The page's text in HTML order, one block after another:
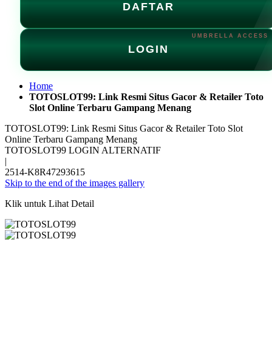
DAFTAR
LOGIN
Home
TOTOSLOT99: Link Resmi Situs Gacor & Retailer Toto
Slot Online Terbaru Gampang Menang
TOTOSLOT99: Link Resmi Situs Gacor & Retailer Toto Slot
Online Terbaru Gampang Menang
TOTOSLOT99 LOGIN ALTERNATIF
|
2514-K8R47293615
Skip to the end of the images gallery
Klik untuk Lihat Detail